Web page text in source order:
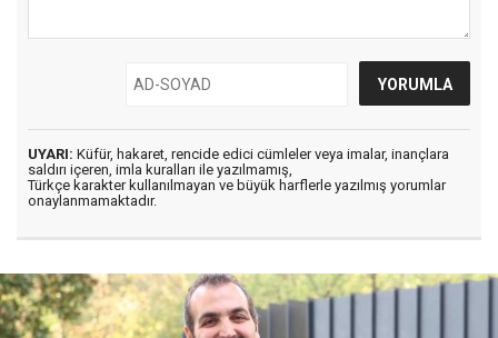
UYARI: Küfür, hakaret, rencide edici cümleler veya imalar, inançlara
saldırı içeren, imla kuralları ile yazılmamış,
Türkçe karakter kullanılmayan ve büyük harflerle yazılmış yorumlar
onaylanmamaktadır.